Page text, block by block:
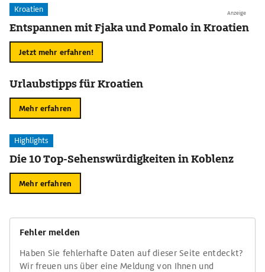
Anzeige
Kroatien
Entspannen mit Fjaka und Pomalo in Kroatien
Jetzt mehr erfahren!
Urlaubstipps für Kroatien
Mehr erfahren
Highlights
Die 10 Top-Sehenswürdigkeiten in Koblenz
Mehr erfahren
Fehler melden
Haben Sie fehlerhafte Daten auf dieser Seite entdeckt?
Wir freuen uns über eine Meldung von Ihnen und